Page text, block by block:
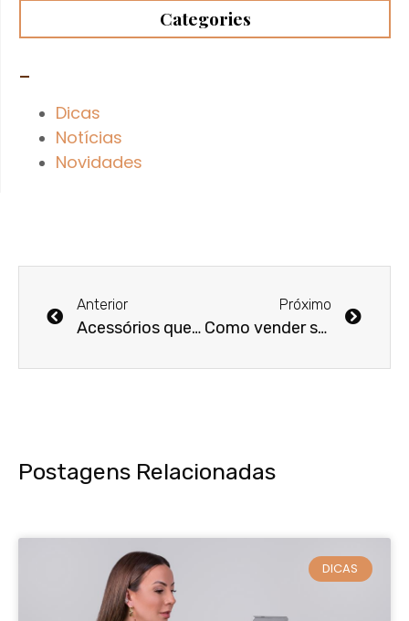
Categories
–
Dicas
Notícias
Novidades
Anterior
Acessórios que toda mulher deve ter: Saiba quais são
Próximo
Como vender semijoias pelo Instagram? 6 dicas valiosas
Postagens Relacionadas
DICAS